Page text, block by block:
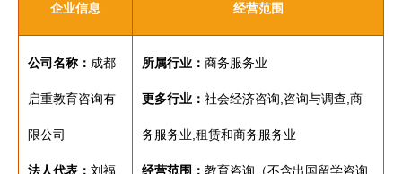
企业信息 经营范围
公司名称： 成都
启重教育咨询有
限公司
法人代表： 刘福
所属行业： 商务服务业
更多行业： 社会经济咨询,咨询与调查,商
务服务业,租赁和商务服务业
经营范围： 教育咨询（不含出国留学咨询